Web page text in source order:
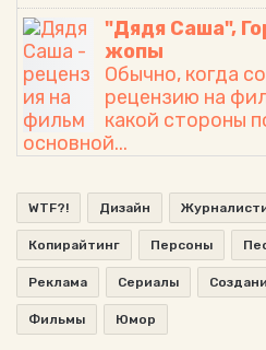
"Дядя Саша",
жопы
Обычно, когда
рецензию на
какой стороны
основной...
WTF?! Дизайн
Копирайтинг Персоны
Реклама Сериалы
Фильмы Юмор